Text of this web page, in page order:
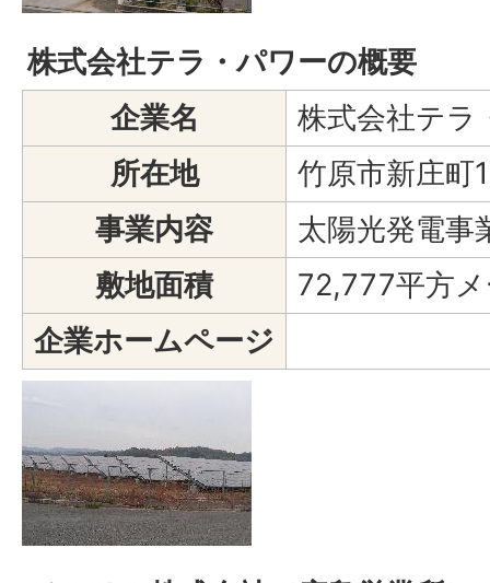
株式会社テラ・パワーの概要
企業名
株式会社テラ
所在地
竹原市新庄町
事業内容
太陽光発電事
敷地面積
72,777平方
企業ホームページ